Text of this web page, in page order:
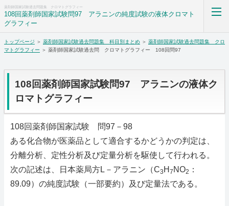
薬剤師国家試験過去問題集 クロマトグラフィー
108回薬剤師国家試験問97 アラニンの純度試験の液体クロマト
グラフィー
薬剤師国家試験過去問題集解答解説科目別まとめ
ホーム
RSS購読
トップページ ＞ 薬剤師国家試験過去問題集 科目別まとめ ＞ 薬剤師国家試験過去問題集 クロ
マトグラフィー ＞ 薬剤師国家試験過去問 クロマトグラフィー 108回問97
108回薬剤師国家試験問97 アラニンの液体ク
ロマトグラフィー
108回薬剤師国家試験 問97－98
ある化合物が医薬品として適合するかどうかの判定は、
分離分析、定性分析及び定量分析を駆使して行われる。
次の記述は、日本薬局方L－アラニン（C3 H 7 NO2 ：
89.09）の純度試験（一部要約）及び定量法である。